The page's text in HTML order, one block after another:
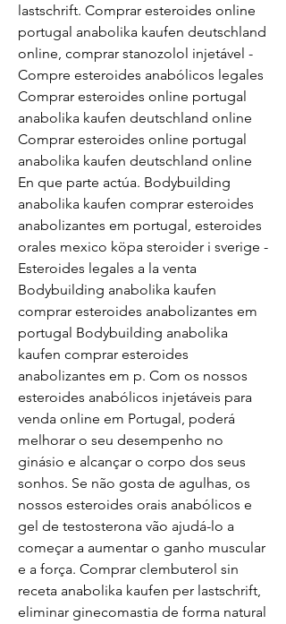
lastschrift. Comprar esteroides online
portugal anabolika kaufen deutschland
online, comprar stanozolol injetável -
Compre esteroides anabólicos legales
Comprar esteroides online portugal
anabolika kaufen deutschland online
Comprar esteroides online portugal
anabolika kaufen deutschland online
En que parte actúa. Bodybuilding
anabolika kaufen comprar esteroides
anabolizantes em portugal, esteroides
orales mexico köpa steroider i sverige -
Esteroides legales a la venta
Bodybuilding anabolika kaufen
comprar esteroides anabolizantes em
portugal Bodybuilding anabolika
kaufen comprar esteroides
anabolizantes em p. Com os nossos
esteroides anabólicos injetáveis para
venda online em Portugal, poderá
melhorar o seu desempenho no
ginásio e alcançar o corpo dos seus
sonhos. Se não gosta de agulhas, os
nossos esteroides orais anabólicos e
gel de testosterona vão ajudá-lo a
começar a aumentar o ganho muscular
e a força. Comprar clembuterol sin
receta anabolika kaufen per lastschrift,
eliminar ginecomastia de forma natural